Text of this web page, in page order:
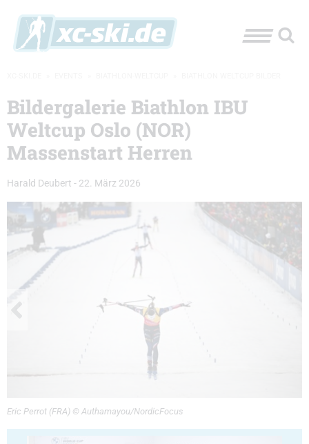
Bildergalerie Biathlon IBU
Weltcup Oslo (NOR)
Massenstart Herren
Harald Deubert - 22. März 2026
Eric Perrot (FRA) © Authamayou/NordicFocus